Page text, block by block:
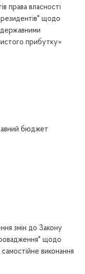
права власності
резидентів" щодо
прибутку»
бюджет
змін до Закону
щодо
виконання